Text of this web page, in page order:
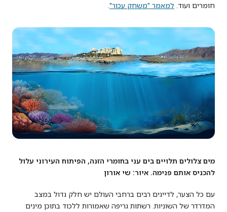
חומרים ועוד. למאמר "משחק עכור".
מים צלולים תלויים בים עני בחומרי הזנה, הפיתוח העירוני עלול
להכניס אותם פנימה. איור: שי אורון
עם כל הצער, לדייגים רבים ברחבי העולם יש חלק גדול במצב
המדרדר של השוניות. רשתות גריפה שאמורות ללכוד בתוכן מינים